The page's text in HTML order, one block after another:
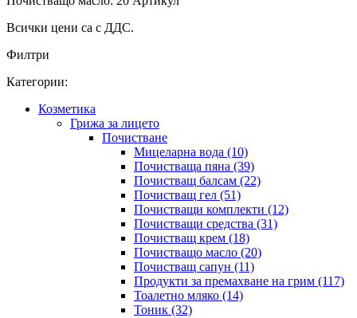
Всички цени са с ДДС.
Филтри
Категории:
Козметика
Грижа за лицето
Почистване
Мицеларна вода (10)
Почистваща пяна (39)
Почистващ балсам (22)
Почистващ гел (51)
Почистващи комплекти (12)
Почистващи средства (31)
Почистващ крем (18)
Почистващо масло (20)
Почистващ сапун (11)
Продукти за премахване на грим (117)
Тоалетно мляко (14)
Тоник (32)